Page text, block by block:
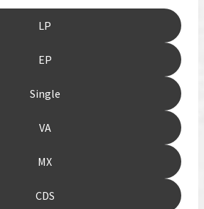
LP
EP
Single
VA
MX
CDS